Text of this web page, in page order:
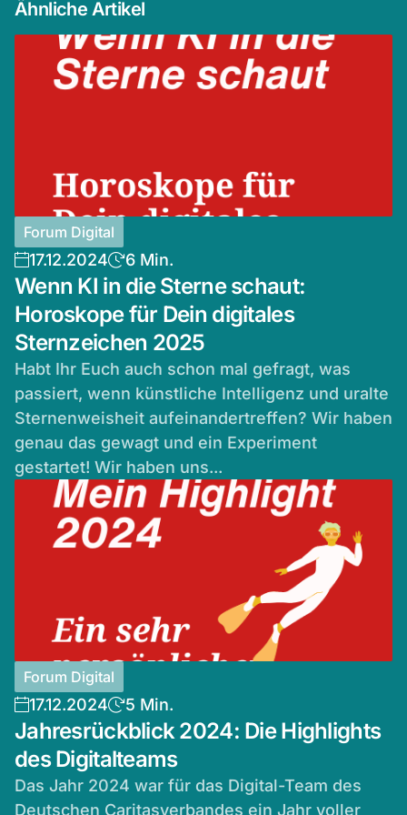
Ähnliche Artikel
Forum Digital
17.12.2024 6 Min.
Wenn KI in die Sterne schaut:
Horoskope für Dein digitales
Sternzeichen 2025
Habt Ihr Euch auch schon mal gefragt, was
passiert, wenn künstliche Intelligenz und uralte
Sternenweisheit aufeinandertreffen? Wir haben
genau das gewagt und ein Experiment
gestartet! Wir haben uns...
Forum Digital
17.12.2024 5 Min.
Jahresrückblick 2024: Die Highlights
des Digitalteams
Das Jahr 2024 war für das Digital-Team des
Deutschen Caritasverbandes ein Jahr voller